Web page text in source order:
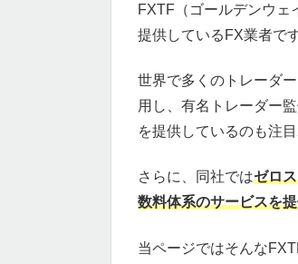
FXTF（ゴールデンウェ
提供しているFX業者です
世界で多くのトレーダ
用し、有名トレーダー
を提供しているのも注目
さらに、同社ではゼロ
数料体系のサービスを
当ページではそんな